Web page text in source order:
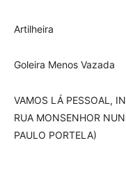
Artilheira
Goleira Menos Vazada
VAMOS LÁ PESSOAL,
RUA MONSENHOR
PAULO PORTELA)